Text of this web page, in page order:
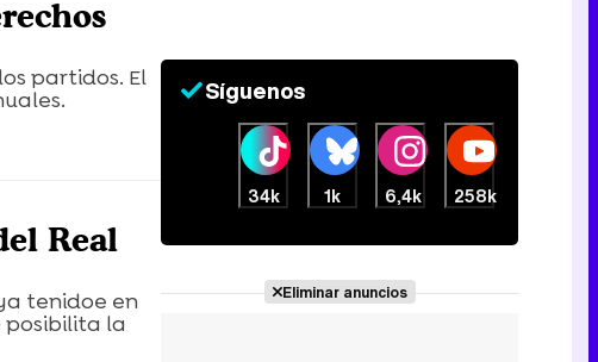
partidos. El
Real
tenidoe en
la
Síguenos
34k 1k 6,4k 258k
Eliminar anuncios